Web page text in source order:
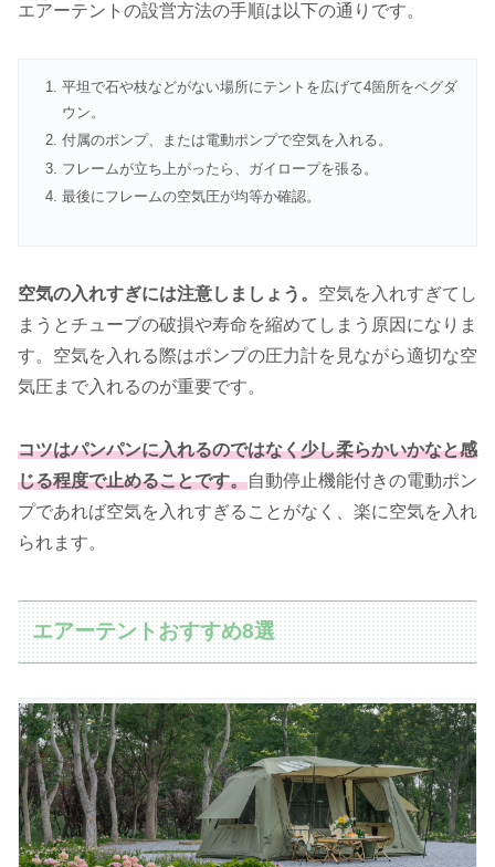
エアーテントの設営方法の手順は以下の通りです。
平坦で石や枝などがない場所にテントを広げて4箇所をペグダ
ウン。
付属のポンプ、または電動ポンプで空気を入れる。
フレームが立ち上がったら、ガイロープを張る。
最後にフレームの空気圧が均等か確認。
空気の入れすぎには注意しましょう。 空気を入れすぎてし
まうとチューブの破損や寿命を縮めてしまう原因になりま
す。空気を入れる際はポンプの圧力計を見ながら適切な空
気圧まで入れるのが重要です。
コツはパンパンに入れるのではなく少し柔らかいかなと感
じる程度で止めることです。自動停止機能付きの電動ポン
プであれば空気を入れすぎることがなく、楽に空気を入れ
られます。
エアーテントおすすめ8選